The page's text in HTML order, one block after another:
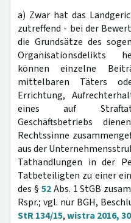
a) Zwar hat das
zutreffend - bei der
die Grundsätze des
Organisationsdelikts
können einzelne
mittelbaren Täters
Errichtung,
eines auf
Geschäftsbetriebs
Rechtssinne
aus der
Tathandlungen in der
Tatbeteiligten zu einer
des § 52Abs. 1 StGB
Rspr.; vgl. nur BGH,
StR 134/15,wistra 2016,